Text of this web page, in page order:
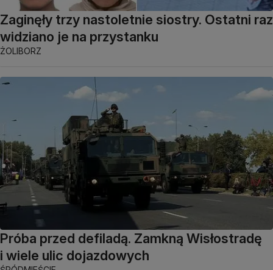
Zaginęły trzy nastoletnie siostry. Ostatni raz
widziano je na przystanku
ŻOLIBORZ
Próba przed defiladą. Zamkną Wisłostradę
i wiele ulic dojazdowych